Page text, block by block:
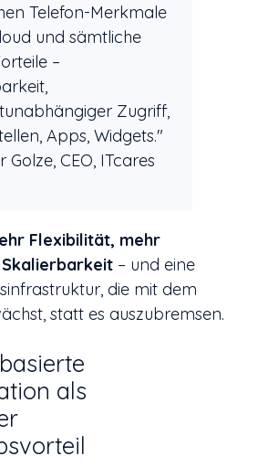
Telefon-Merkmale
und sämtliche
–
Zugriff,
Apps, Widgets."
Golze, CEO, ITcares
Flexibilität, mehr
– und eine
die mit dem
statt es auszubremsen.
als